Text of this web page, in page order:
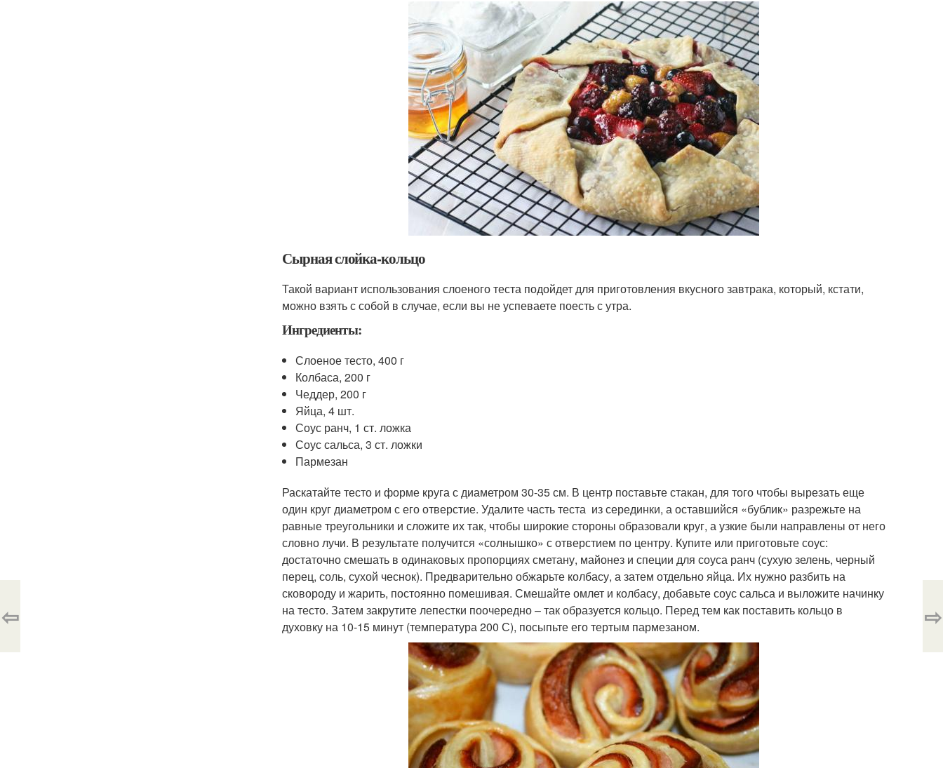
Сырная слойка-кольцо
Такой вариант использования слоеного теста подойдет для приготовления вкусного завтрака, который, кстати,
можно взять с собой в случае, если вы не успеваете поесть с утра.
Ингредиенты:
Слоеное тесто, 400 г
Колбаса, 200 г
Чеддер, 200 г
Яйца, 4 шт.
Соус ранч, 1 ст. ложка
Соус сальса, 3 ст. ложки
Пармезан
Раскатайте тесто и форме круга с диаметром 30-35 см. В центр поставьте стакан, для того чтобы вырезать еще
один круг диаметром с его отверстие. Удалите часть теста из серединки, а оставшийся «бублик» разрежьте на
равные треугольники и сложите их так, чтобы широкие стороны образовали круг, а узкие были направлены от него
словно лучи. В результате получится «солнышко» с отверстием по центру. Купите или приготовьте соус:
достаточно смешать в одинаковых пропорциях сметану, майонез и специи для соуса ранч (сухую зелень, черный
перец, соль, сухой чеснок). Предварительно обжарьте колбасу, а затем отдельно яйца. Их нужно разбить на
сковороду и жарить, постоянно помешивая. Смешайте омлет и колбасу, добавьте соус сальса и выложите начинку
на тесто. Затем закрутите лепестки поочередно – так образуется кольцо. Перед тем как поставить кольцо в
духовку на 10-15 минут (температура 200 С), посыпьте его тертым пармезаном.
⇦ ⇨